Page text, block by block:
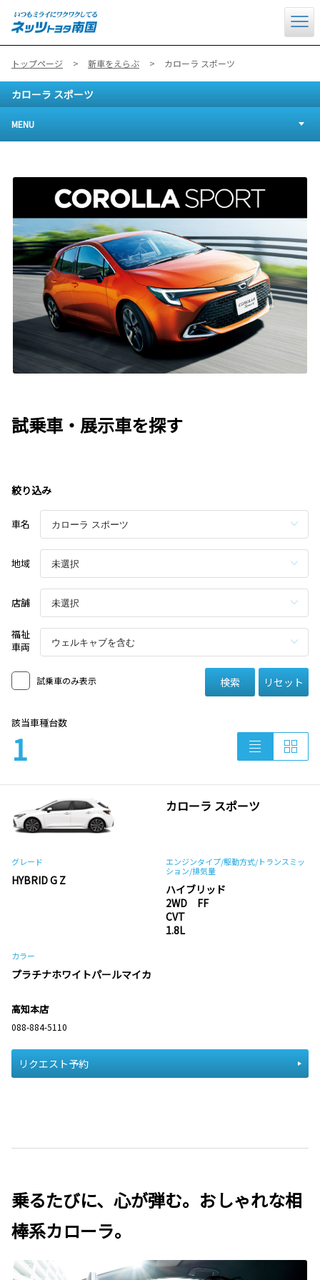
トップページ 新車をえらぶ カローラ スポーツ
カローラ スポーツ
MENU
試乗車・展示車を探す
絞り込み
車名
地域
店舗
福祉
車両
試乗車のみ表示 検索 リセット
該当車種台数
1
カローラ スポーツ
グレード
HYBRID G Z
エンジンタイプ/駆動方式/トランスミッ
ション/排気量
ハイブリッド
2WD FF
CVT
1.8L
カラー
プラチナホワイトパールマイカ
高知本店
088-884-5110
リクエスト予約
乗るたびに、心が弾む。おしゃれな相
棒系カローラ。